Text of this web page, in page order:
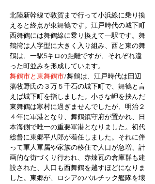
北陸新幹線で敦賀まで行って小浜線に乗り換
えると終点が東舞鶴です。江戸時代の城下町
西舞鶴には舞鶴線に乗り換えて一駅です。舞
鶴湾は人字型に大きく入り組み、西と東の舞
鶴は、一駅5キロの距離ですが、それぞれ違
った町並みを形成しています。
舞鶴市と東舞鶴市/舞鶴は、江戸時代は田辺
藩牧野氏の３万５千石の城下町で、舞鶴と言
えば城下町を指しました。小さな岬を挟んだ
東舞鶴は寒村に過ぎませんでしたが、明治２
４年に軍港となり、舞鶴鎮守府が置かれ、日
本海側で唯一の重要軍港となりました。初代
総督に東郷平八郎が着任しました。それに伴
って軍人軍属や家族の移住で人口が急増、計
画的な街づくり行われ、赤煉瓦の倉庫群も建
設された、人口も西舞鶴を越すほどになりま
した。東郷が、ロシアのバルチック艦隊を壊